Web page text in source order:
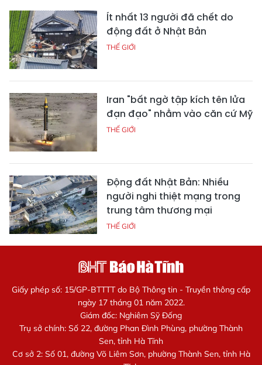
Ít nhất 13 người đã chết do
động đất ở Nhật Bản
THẾ GIỚI
Iran "bất ngờ tập kích tên lửa
đạn đạo" nhằm vào căn cứ Mỹ
THẾ GIỚI
Động đất Nhật Bản: Nhiều
người nghi thiệt mạng trong
trung tâm thương mại
THẾ GIỚI
Giấy phép số: 15/GP-BTTTT do Bộ Thông tin - Truyền thông cấp
ngày 17 tháng 01 năm 2022.
Giám đốc: Nghiêm Sỹ Đống
Trụ sở chính: Số 22, đường Phan Đình Phùng, phường Thành
Sen, tỉnh Hà Tĩnh
Cơ sở 2: Số 01, đường Võ Liêm Sơn, phường Thành Sen, tỉnh Hà